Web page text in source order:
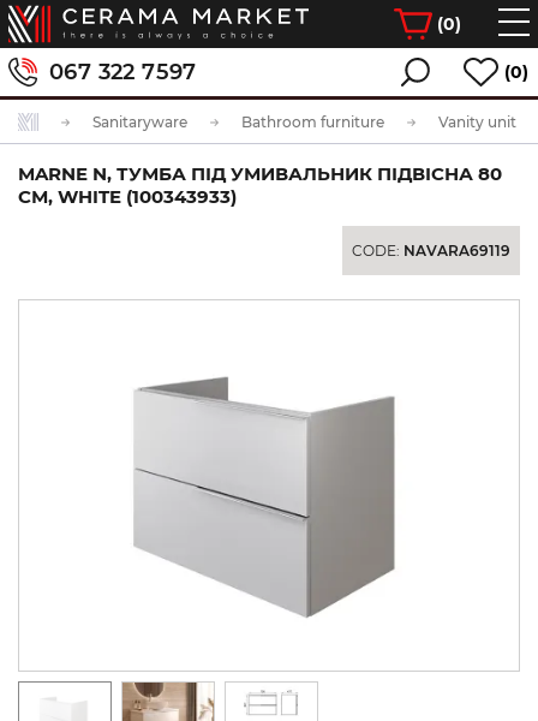
(0)
067 322 7597 (0)
Sanitaryware Bathroom furniture Vanity unit
MARNE N, ТУМБА ПІД УМИВАЛЬНИК ПІДВІСНА 80
СМ, WHITE (100343933)
CODE: NAVARA69119